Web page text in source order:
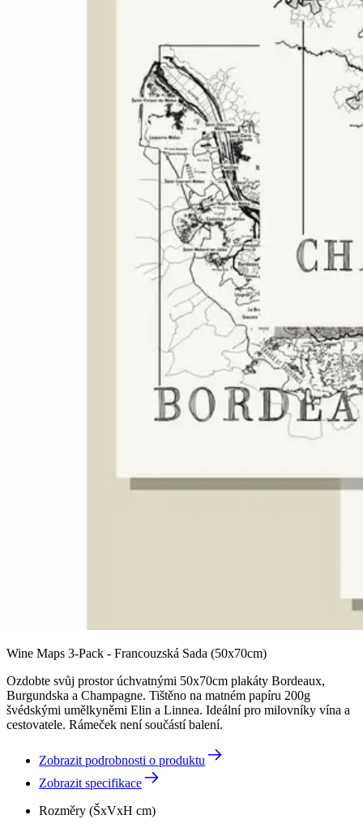
Wine Maps 3-Pack - Francouzská Sada (50x70cm)
Ozdobte svůj prostor úchvatnými 50x70cm plakáty Bordeaux,
Burgundska a Champagne. Tištěno na matném papíru 200g
švédskými umělkyněmi Elin a Linnea. Ideální pro milovníky vína a
cestovatele. Rámeček není součástí balení.
Zobrazit podrobnosti o produktu
Zobrazit specifikace
Rozměry (ŠxVxH cm)